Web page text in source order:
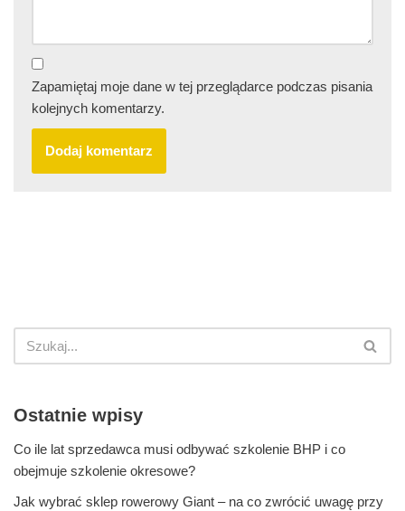
Zapamiętaj moje dane w tej przeglądarce podczas pisania
kolejnych komentarzy.
Ostatnie wpisy
Co ile lat sprzedawca musi odbywać szkolenie BHP i co
obejmuje szkolenie okresowe?
Jak wybrać sklep rowerowy Giant – na co zwrócić uwagę przy